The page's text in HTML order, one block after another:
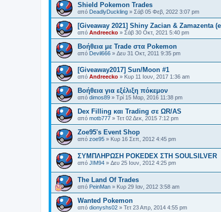
Shield Pokemon Trades
από DeadlyDuckling » Σάβ 05 Φεβ, 2022 3:07 pm
[Giveaway 2021] Shiny Zacian & Zamazenta
από Andreecko » Σάβ 30 Οκτ, 2021 5:40 pm
Βοήθεια με Trade στα Pokemon
από Devil666 » Δευ 31 Οκτ, 2011 9:35 pm
[Giveaway2017] Sun/Moon #1
από Andreecko » Κυρ 11 Ιουν, 2017 1:36 am
Βοήθεια για εξέλιξη πόκεμον
από dimos89 » Τρί 15 Μαρ, 2016 11:38 pm
Dex Filling και Trading σε ΩR/AS
από motb777 » Τετ 02 Δεκ, 2015 7:12 pm
Zoe95's Event Shop
από zoe95 » Κυρ 16 Σεπ, 2012 4:45 pm
ΣΥΜΠΛΗΡΩΣΗ POKEDEX ΣΤΗ SOULSILVER
από JIM94 » Δευ 25 Ιουν, 2012 4:25 pm
The Land Of Trades
από PeinMan » Κυρ 29 Ιαν, 2012 3:58 am
Wanted Pokemon
από dionyshs02 » Τετ 23 Απρ, 2014 4:55 pm